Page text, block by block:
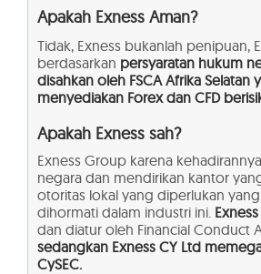
Apakah Exness Aman?
Tidak, Exness bukanlah penipuan,
berdasarkan persyaratan hukum
disahkan oleh FSCA Afrika Selatan
menyediakan Forex dan CFD
Apakah Exness sah?
Exness Group karena
negara dan mendirikan kantor
otoritas lokal yang diperlukan
dihormati dalam industri ini.
dan diatur oleh Financial Conduct
sedangkan Exness CY Ltd
CySEC.